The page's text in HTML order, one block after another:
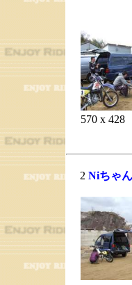
570 x 428
2 Niちゃん